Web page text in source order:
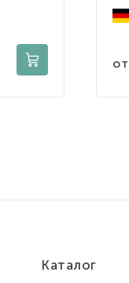
от
Каталог